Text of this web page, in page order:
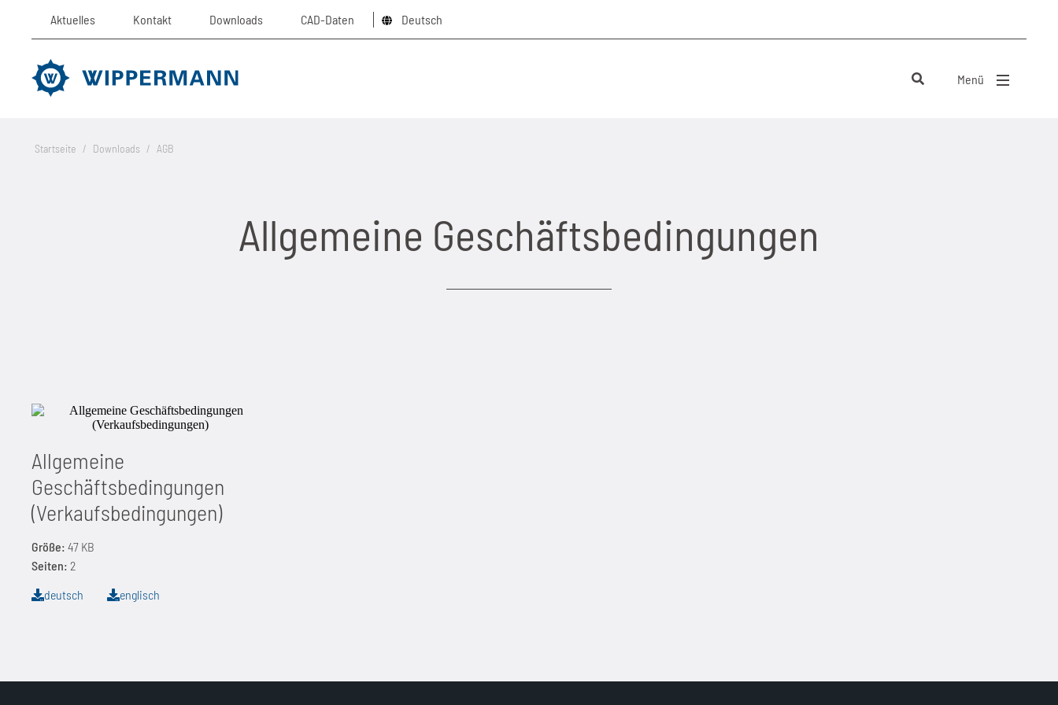
Aktuelles Kontakt Downloads CAD-Daten Deutsch
Menü
Startseite / Downloads / AGB
Allgemeine Geschäftsbedingungen
Allgemeine
Geschäftsbedingungen
(Verkaufsbedingungen)
Größe: 47 KB
Seiten: 2
deutsch
englisch